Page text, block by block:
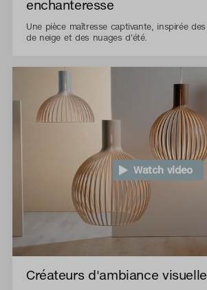
enchanteresse
Une pièce maîtresse captivante, inspirée
de neige et des nuages d'été.
Watch video
Créateurs d'ambiance